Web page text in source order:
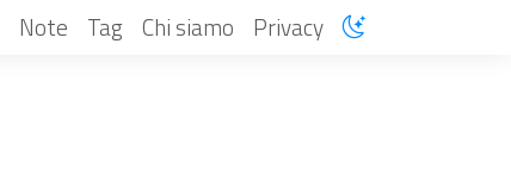
Note Tag Chi siamo Privacy